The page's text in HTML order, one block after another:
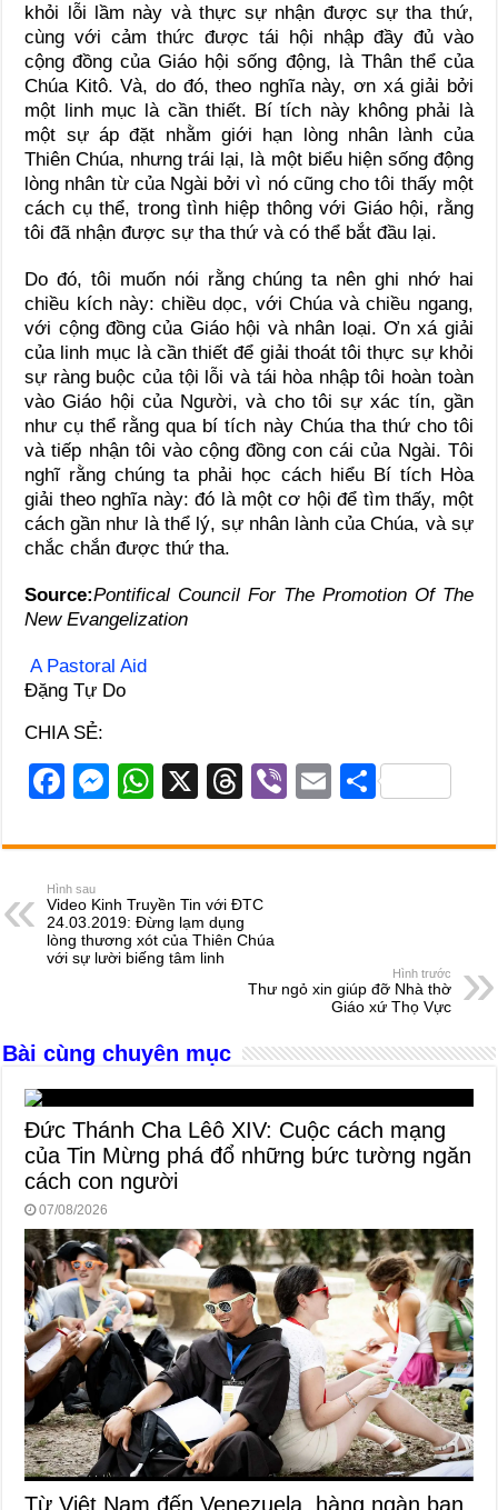
khỏi lỗi lầm này và thực sự nhận được sự tha thứ,
cùng với cảm thức được tái hội nhập đầy đủ vào
cộng đồng của Giáo hội sống động, là Thân thể của
Chúa Kitô. Và, do đó, theo nghĩa này, ơn xá giải bởi
một linh mục là cần thiết. Bí tích này không phải là
một sự áp đặt nhằm giới hạn lòng nhân lành của
Thiên Chúa, nhưng trái lại, là một biểu hiện sống động
lòng nhân từ của Ngài bởi vì nó cũng cho tôi thấy một
cách cụ thể, trong tình hiệp thông với Giáo hội, rằng
tôi đã nhận được sự tha thứ và có thể bắt đầu lại.
Do đó, tôi muốn nói rằng chúng ta nên ghi nhớ hai
chiều kích này: chiều dọc, với Chúa và chiều ngang,
với cộng đồng của Giáo hội và nhân loại. Ơn xá giải
của linh mục là cần thiết để giải thoát tôi thực sự khỏi
sự ràng buộc của tội lỗi và tái hòa nhập tôi hoàn toàn
vào Giáo hội của Người, và cho tôi sự xác tín, gần
như cụ thể rằng qua bí tích này Chúa tha thứ cho tôi
và tiếp nhận tôi vào cộng đồng con cái của Ngài. Tôi
nghĩ rằng chúng ta phải học cách hiểu Bí tích Hòa
giải theo nghĩa này: đó là một cơ hội để tìm thấy, một
cách gần như là thể lý, sự nhân lành của Chúa, và sự
chắc chắn được thứ tha.
Source:Pontifical Council For The Promotion Of The
New Evangelization
A Pastoral Aid
Đặng Tự Do
CHIA SẺ:
F
c
e
b
o
M
ss
n
g
W
at
s
A
p
X
T
e
d
s
Vi
er
E
ail
S
ar
Hình sau
Video Kinh Truyền Tin với ĐTC
24.03.2019: Đừng lạm dụng
lòng thương xót của Thiên Chúa
với sự lười biếng tâm linh
Hình trước
Thư ngỏ xin giúp đỡ Nhà thờ
Giáo xứ Thọ Vực
Bài cùng chuyên mục
Đức Thánh Cha Lêô XIV: Cuộc cách mạng
của Tin Mừng phá đổ những bức tường ngăn
cách con người
07/08/2026
Từ Việt Nam đến Venezuela, hàng ngàn bạn